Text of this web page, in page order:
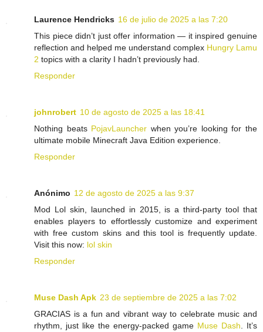
Laurence Hendricks 16 de julio de 2025 a las 7:20
This piece didn’t just offer information — it inspired genuine
reflection and helped me understand complex Hungry Lamu
2 topics with a clarity I hadn’t previously had.
Responder
johnrobert 10 de agosto de 2025 a las 18:41
Nothing beats PojavLauncher when you’re looking for the
ultimate mobile Minecraft Java Edition experience.
Responder
Anónimo 12 de agosto de 2025 a las 9:37
Mod Lol skin, launched in 2015, is a third-party tool that
enables players to effortlessly customize and experiment
with free custom skins and this tool is frequently update.
Visit this now: lol skin
Responder
Muse Dash Apk 23 de septiembre de 2025 a las 7:02
GRACIAS is a fun and vibrant way to celebrate music and
rhythm, just like the energy-packed game Muse Dash . It’s